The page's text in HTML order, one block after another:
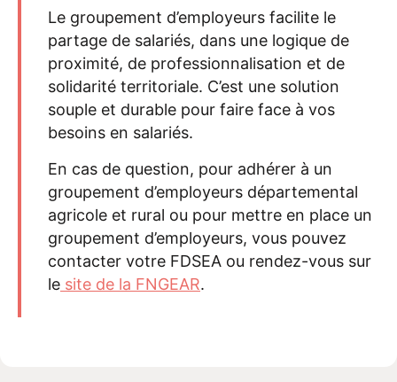
Le groupement d’employeurs facilite le
partage de salariés, dans une logique de
proximité, de professionnalisation et de
solidarité territoriale. C’est une solution
souple et durable pour faire face à vos
besoins en salariés.
En cas de question, pour adhérer à un
groupement d’employeurs départemental
agricole et rural ou pour mettre en place un
groupement d’employeurs, vous pouvez
contacter votre FDSEA ou rendez-vous sur
le site de la FNGEAR.